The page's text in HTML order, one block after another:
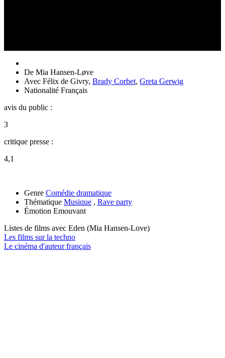
De Mia Hansen-Løve
Avec Félix de Givry, Brady Corbet, Greta Gerwig
Nationalité Français
avis du public :
3
critique presse :
4,1
Genre Comédie dramatique
Thématique Musique , Rave party
Émotion Emouvant
Listes de films avec Eden (Mia Hansen-Love)
Les films sur la techno
Le cinéma d'auteur français